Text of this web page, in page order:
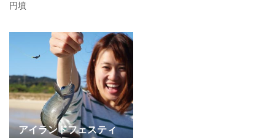
円墳
アイランドフェスティ